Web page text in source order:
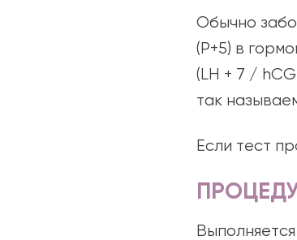
Обычно
(P+5) в
(LH + 7 /
так
Если тест